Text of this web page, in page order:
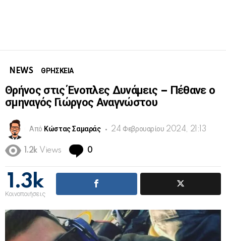
NEWS ΘΡΗΣΚΕΙΑ
Θρήνος στις Ένοπλες Δυνάμεις – Πέθανε ο
σμηναγός Γιώργος Αναγνώστου
Από Κώστας Σαμαράς 24 Φεβρουαρίου 2024, 21:13
1.2k Views 0
1.3k
Κοινοποιήσεις